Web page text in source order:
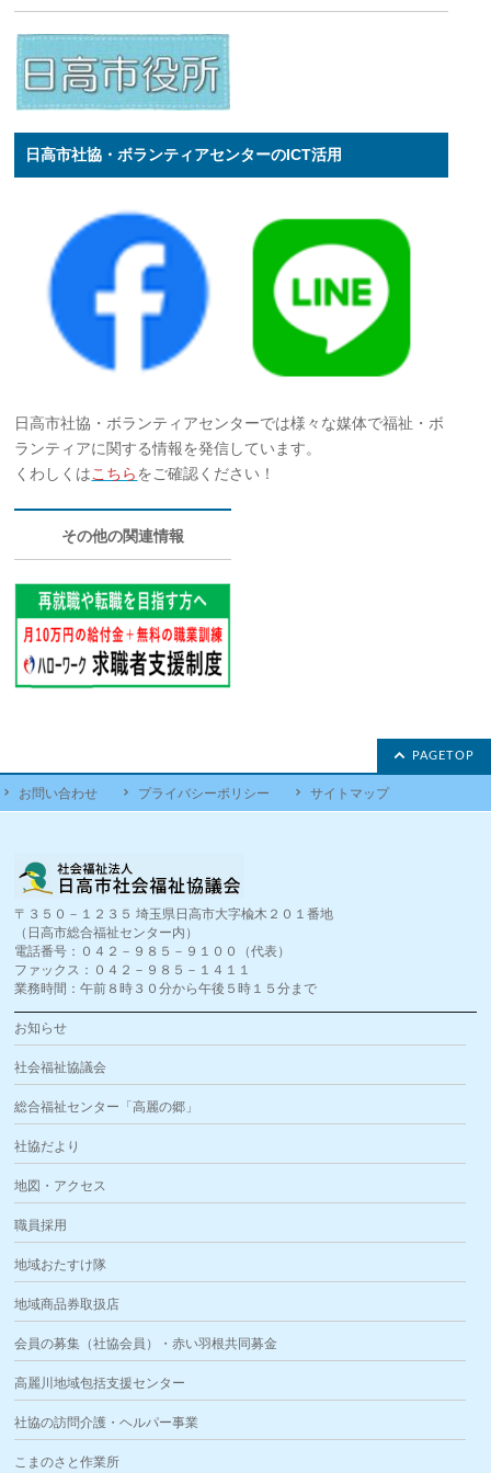
日高市社協・ボランティアセンターのICT活用
日高市社協・ボランティアセンターでは様々な媒体で福祉・ボ
ランティアに関する情報を発信しています。
くわしくはこちらをご確認ください！
その他の関連情報
PAGETOP
お問い合わせ プライバシーポリシー サイトマップ
〒３５０－１２３５ 埼玉県日高市大字楡木２０１番地
（日高市総合福祉センター内）
電話番号：０４２－９８５－９１００（代表）
ファックス：０４２－９８５－１４１１
業務時間：午前８時３０分から午後５時１５分まで
お知らせ
社会福祉協議会
総合福祉センター「高麗の郷」
社協だより
地図・アクセス
職員採用
地域おたすけ隊
地域商品券取扱店
会員の募集（社協会員）・赤い羽根共同募金
高麗川地域包括支援センター
社協の訪問介護・ヘルパー事業
こまのさと作業所